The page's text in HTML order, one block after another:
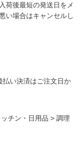
荷後最短の発送日をメ
い場合はキャンセルし
払い決済はご注文日か
ッチン・日用品 >調理